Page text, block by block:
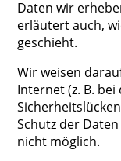
Daten wir
erläutert auch,
geschieht.
Wir weisen
Internet (z. B.
Schutz der
nicht möglich.